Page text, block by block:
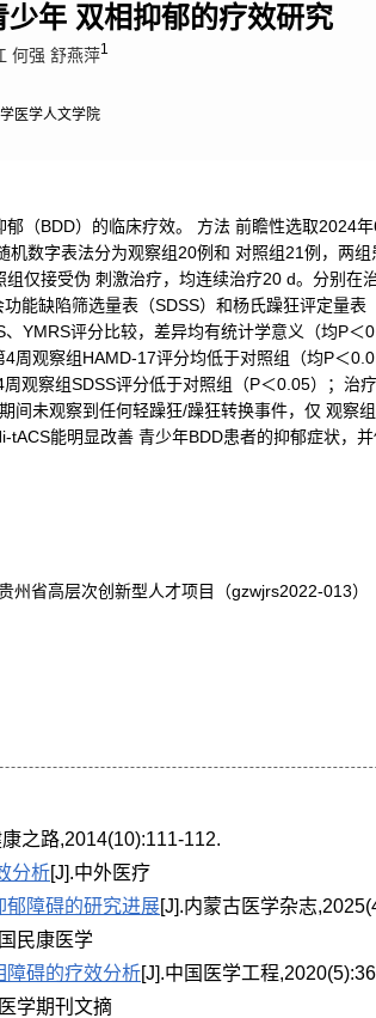
年 双相抑郁的疗效研究
何强 舒燕萍1
医学人文学院
（BDD）的临床疗效。 方法 前瞻性选取2024
数字表法分为观察组20例和 对照组21例，两
仅接受伪 刺激治疗，均连续治疗20 d。分别在
能缺陷筛选量表（SDSS）和杨氏躁狂评定量
YMRS评分比较，差异均有统计学意义（均P
周观察组HAMD-17评分均低于对照组（均P＜
观察组SDSS评分低于对照组（P＜0.05）；治
间未观察到任何轻躁狂/躁狂转换事件，仅 观察
能明显改善 青少年BDD患者的抑郁症状，
省高层次创新型人才项目（gzwjrs2022-013）
康之路,2014(10):111-112.
分析[J].中外医疗
郁障碍的研究进展[J].内蒙古医学杂志
民康医学
障碍的疗效分析[J].中国医学工程
学期刊文摘